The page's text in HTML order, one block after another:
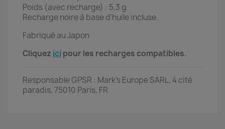
Poids (avec recharge) : 5,3 g
Recharge noire à base d'huile incluse.
Fabriqué au Japon
Cliquez ici pour les recharges compatibles.
Responsable GPSR : Mark's Europe SARL, 4 cité
paradis, 75010 Paris, FR